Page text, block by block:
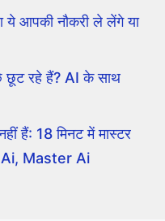
आपकी नौकरी ले लेंगे या
रहे हैं? AI के साथ
हैं: 18 मिनट में मास्टर
Ai, Master Ai